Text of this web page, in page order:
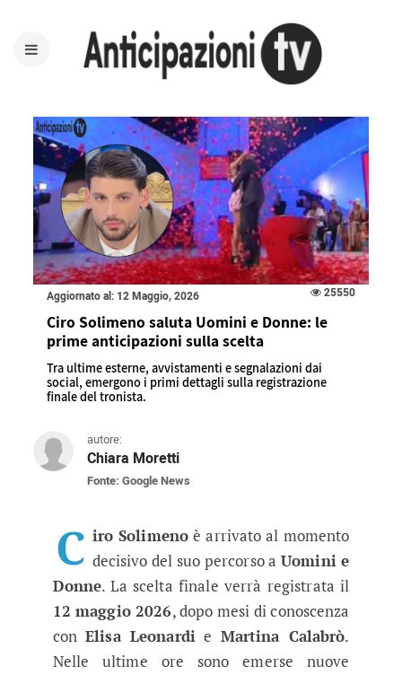
Aggiornato al: 12 Maggio, 2026 25550
Ciro Solimeno saluta Uomini e Donne: le
prime anticipazioni sulla scelta
Tra ultime esterne, avvistamenti e segnalazioni dai
social, emergono i primi dettagli sulla registrazione
finale del tronista.
autore:
Chiara Moretti
Fonte: Google News
Ciro Solimeno saluta Uomini e
C iro Solimenoè arrivato al momento
decisivo del suo percorso aUomini e
Donne. La scelta finale verrà registrata il
12 maggio 2026, dopo mesi di conoscenza
conElisa Leonardie Martina Calabrò.
Nelle ultime ore sono emerse nuove